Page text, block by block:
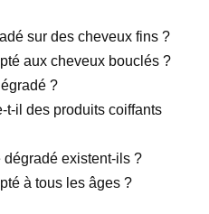
sur des cheveux fins ?
aux cheveux bouclés ?
?
t-il des produits coiffants
existent-ils ?
à tous les âges ?